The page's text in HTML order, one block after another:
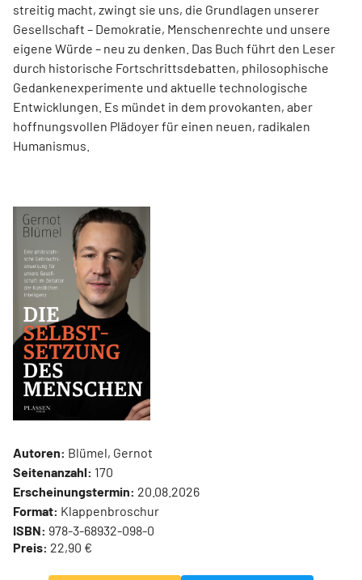
streitig macht, zwingt sie uns, die Grundlagen unserer
Gesellschaft – Demokratie, Menschenrechte und unsere
eigene Würde – neu zu denken. Das Buch führt den Leser
durch historische Fortschrittsdebatten, philoso­phische
Gedankenexperimente und aktuelle ­technologische
Entwicklungen. Es mündet in dem ­provokanten, aber
hoffnungsvollen Plädoyer für einen neuen, radikalen
Humanismus.
Autoren: Blümel, Gernot
Seitenanzahl: 170
Erscheinungstermin: 20.08.2026
Format: Klappenbroschur
ISBN: 978-3-68932-098-0
Preis: 22,90 €